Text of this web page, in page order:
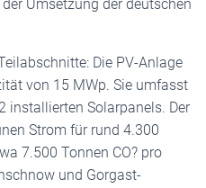
Umsetzung der deutschen
Die PV-Anlage
von 15 MWp. Sie umfasst
installierten Solarpanels. Der
Strom für rund 4.300
7.500 Tonnen CO? pro
und Gorgast-